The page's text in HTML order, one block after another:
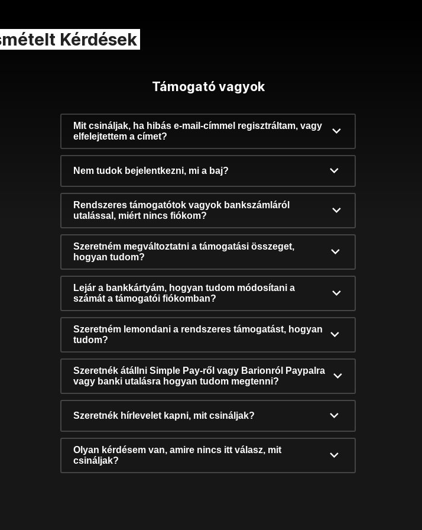
Kérdések
Támogató vagyok
Mit csináljak, ha hibás e-mail-címmel regisztráltam, vagy
elfelejtettem a címet?
Nem tudok bejelentkezni, mi a baj?
Rendszeres támogatótok vagyok bankszámláról
utalással, miért nincs fiókom?
Szeretném megváltoztatni a támogatási összeget,
hogyan tudom?
Lejár a bankkártyám, hogyan tudom módosítani a
számát a támogatói fiókomban?
Szeretném lemondani a rendszeres támogatást, hogyan
tudom?
Szeretnék átállni Simple Pay-ről vagy Barionról Paypalra
vagy banki utalásra hogyan tudom megtenni?
Szeretnék hírlevelet kapni, mit csináljak?
Olyan kérdésem van, amire nincs itt válasz, mit
csináljak?